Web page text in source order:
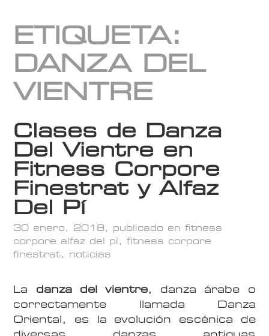
ETIQUETA:
DANZA DEL
VIENTRE
Clases de Danza
Del Vientre en
Fitness Corpore
Finestrat y Alfaz
Del Pí
30 enero, 2018, publicado enfitness
corpore alfaz del pí,fitness corpore
finestrat, noticias
La danza del vientre, danza árabe o
correctamente llamada Danza
Oriental, es la evolución escénica de